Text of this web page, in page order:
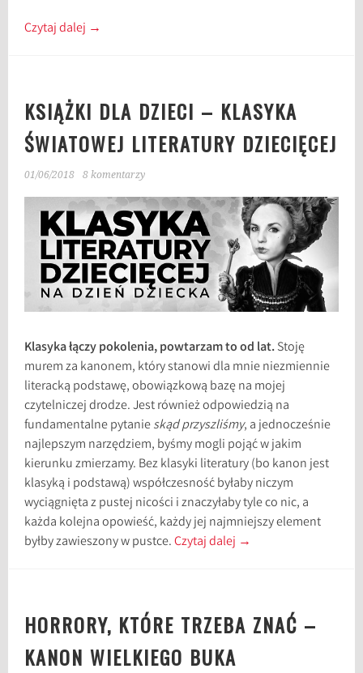
Czytaj dalej →
KSIĄŻKI DLA DZIECI – KLASYKA
ŚWIATOWEJ LITERATURY DZIECIĘCEJ
01/06/2018 8 komentarzy
Klasyka łączy pokolenia, powtarzam to od lat.Stoję
murem za kanonem, który stanowi dla mnie niezmiennie
literacką podstawę, obowiązkową bazę na mojej
czytelniczej drodze. Jest również odpowiedzią na
fundamentalne pytanieskąd przyszliśmy, a jednocześnie
najlepszym narzędziem, byśmy mogli pojąć w jakim
kierunku zmierzamy. Bez klasyki literatury (bo kanon jest
klasyką i podstawą) współczesność byłaby niczym
wyciągnięta z pustej nicości i znaczyłaby tyle co nic, a
każda kolejna opowieść, każdy jej najmniejszy element
byłby zawieszony w pustce.Czytaj dalej →
HORRORY, KTÓRE TRZEBA ZNAĆ –
KANON WIELKIEGO BUKA